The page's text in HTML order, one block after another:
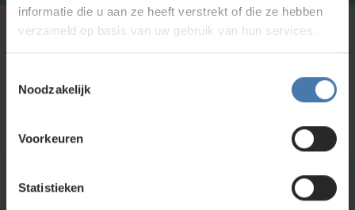
informatie die u aan ze heeft verstrekt of die ze hebben
verzameld op basis van uw gebruik van hun services.
Noodzakelijk
Voorkeuren
Statistieken
Kunt u niet vinden wat u zoekt?
Nieuwegein. Zelf rondkijken in de
kan ook. Ontdek
ons assortiment aan
, meetinstrumenten en
Direct en snel contact